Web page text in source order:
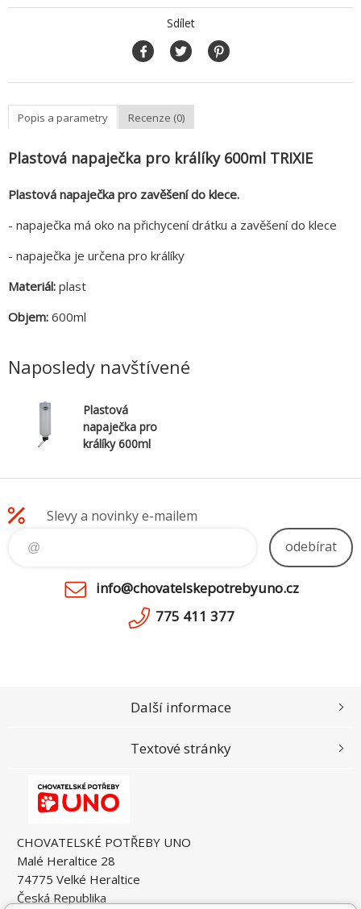
Sdílet
Popis a parametry Recenze (0)
Plastová napaječka pro králíky 600ml TRIXIE
Plastová napaječka pro zavěšení do klece.
- napaječka má oko na přichycení drátku a zavěšení do klece
- napaječka je určena pro králíky
Materiál: plast
Objem: 600ml
Naposledy navštívené
Plastová
napaječka pro
králíky 600ml
Slevy a novinky e-mailem
odebírat
info@chovatelskepotrebyuno.cz
775 411 377
CHOVATELSKÉ POTŘEBY UNO
Malé Heraltice 28
74775 Velké Heraltice
Česká Republika
Další informace
Textové stránky